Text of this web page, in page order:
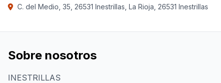
C. del Medio, 35, 26531 Inestrillas, La Rioja, 26531 Inestrillas
Sobre nosotros
INESTRILLAS